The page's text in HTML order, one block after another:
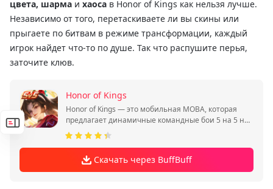
цвета, шарма и хаоса в Honor of Kings как нельзя лучше.
Независимо от того, перетаскиваете ли вы скины или
прыгаете по битвам в режиме трансформации, каждый
игрок найдет что-то по душе. Так что распушите перья,
заточите клюв.
Honor of Kings
Honor of Kings — это мобильная MOBA, которая
предлагает динамичные командные бои 5 на 5 на
классической карте с тремя линиями.
Скачать через BuffBuff